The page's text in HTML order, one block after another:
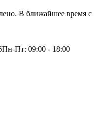
В ближайшее время с
Пн-Пт: 09:00 - 18:00